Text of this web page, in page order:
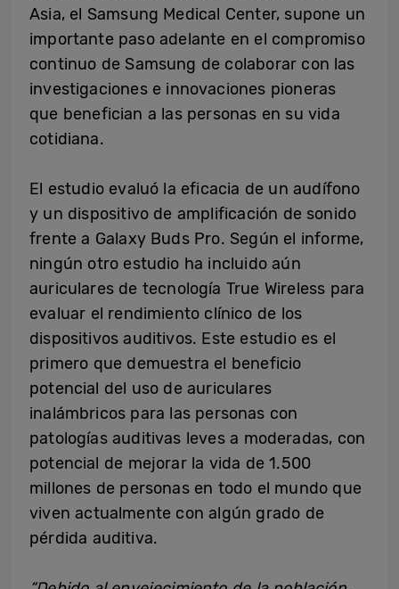
Asia, el Samsung Medical Center, supone un
importante paso adelante en el compromiso
continuo de Samsung de colaborar con las
investigaciones e innovaciones pioneras
que benefician a las personas en su vida
cotidiana.
El estudio evaluó la eficacia de un audífono
y un dispositivo de amplificación de sonido
frente a Galaxy Buds Pro. Según el informe,
ningún otro estudio ha incluido aún
auriculares de tecnología True Wireless para
evaluar el rendimiento clínico de los
dispositivos auditivos. Este estudio es el
primero que demuestra el beneficio
potencial del uso de auriculares
inalámbricos para las personas con
patologías auditivas leves a moderadas, con
potencial de mejorar la vida de 1.500
millones de personas en todo el mundo que
viven actualmente con algún grado de
pérdida auditiva.